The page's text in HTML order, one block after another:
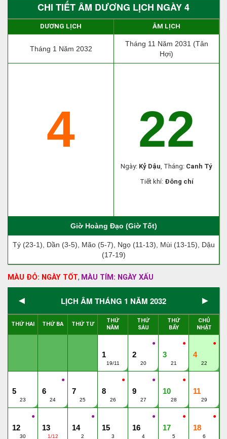
CHI TIẾT ÂM DƯƠNG LỊCH NGÀY 4
DƯƠNG LỊCH ÂM LỊCH
Tháng 1 Năm 2032
Tháng 11 Năm 2031 (Tân
Hợi)
4 22
Ngày: Kỷ Dậu, Tháng: Canh Tý
Tiết khí: Đông chí
Giờ Hoàng Đạo (Giờ Tốt)
Tý (23-1), Dần (3-5), Mão (5-7), Ngọ (11-13), Mùi (13-15), Dậu
(17-19)
MÀU ĐỎ: NGÀY TỐT, MÀU TÍM: NGÀY XẤU
◄ LỊCH ÂM THÁNG 1 NĂM 2032 ►
THỨ HAI THỨ BA THỨ TƯ
THỨ
NĂM
THỨ
SÁU
THỨ
BẨY
CHỦ
NHẬT
1
19/11
●
2
20
●
3
21
●
4
22
5
23
●
6
24
7
25
●
8
26
●
9
27
●
10
28
11
29
●
12
30
13
1/12
●
14
2
15
3
●
16
4
●
17
5
●
18
6